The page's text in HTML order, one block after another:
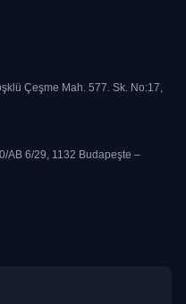
Çeşme Mah. 577. Sk. No:17,
AB 6/29, 1132 Budapeşte –